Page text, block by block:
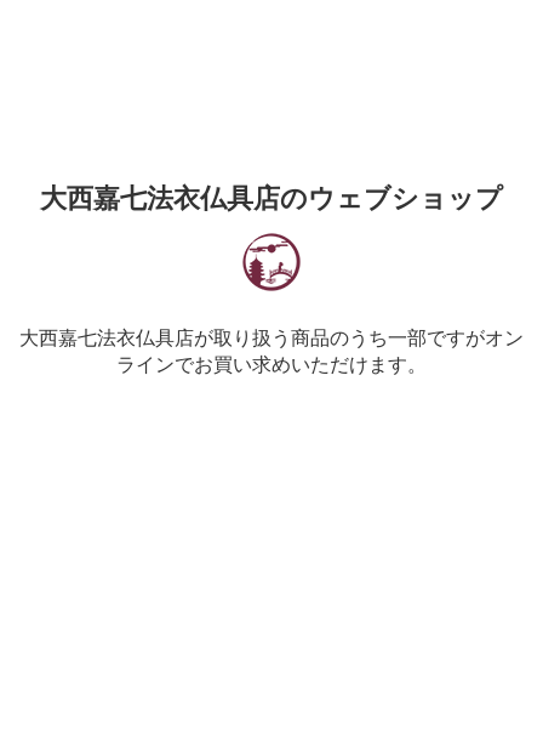
大西嘉七法衣仏具店のウェブショップ
大西嘉七法衣仏具店が取り扱う商品のうち一部ですがオン
ラインでお買い求めいただけます。